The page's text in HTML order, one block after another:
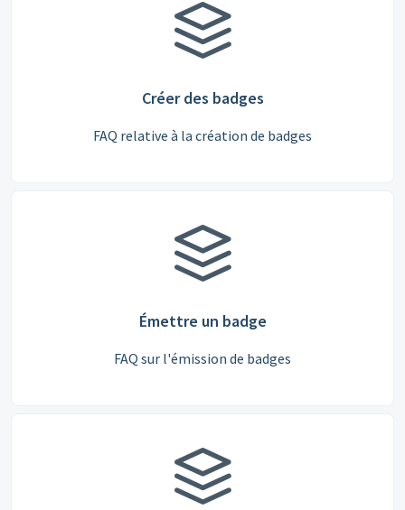
Créer des badges
FAQ relative à la création de badges
Émettre un badge
FAQ sur l'émission de badges